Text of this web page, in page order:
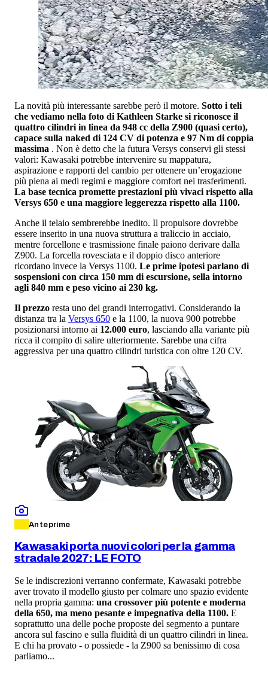
La novità più interessante sarebbe però il motore. Sotto i teli
che vediamo nella foto di Kathleen Starke si riconosce il
quattro cilindri in linea da 948 cc della Z900 (quasi certo),
capace sulla naked di 124 CV di potenza e 97 Nm di coppia
massima . Non è detto che la futura Versys conservi gli stessi
valori: Kawasaki potrebbe intervenire su mappatura,
aspirazione e rapporti del cambio per ottenere un’erogazione
più piena ai medi regimi e maggiore comfort nei trasferimenti.
La base tecnica promette prestazioni più vivaci rispetto alla
Versys 650 e una maggiore leggerezza rispetto alla 1100.
Anche il telaio sembrerebbe inedito. Il propulsore dovrebbe
essere inserito in una nuova struttura a traliccio in acciaio,
mentre forcellone e trasmissione finale paiono derivare dalla
Z900. La forcella rovesciata e il doppio disco anteriore
ricordano invece la Versys 1100. Le prime ipotesi parlano di
sospensioni con circa 150 mm di escursione, sella intorno
agli 840 mm e peso vicino ai 230 kg.
Il prezzo resta uno dei grandi interrogativi. Considerando la
distanza tra la Versys 650 e la 1100, la nuova 900 potrebbe
posizionarsi intorno ai 12.000 euro, lasciando alla variante più
ricca il compito di salire ulteriormente. Sarebbe una cifra
aggressiva per una quattro cilindri turistica con oltre 120 CV.
Anteprime
Kawasaki porta nuovi colori per la gamma
stradale 2027: LE FOTO
Se le indiscrezioni verranno confermate, Kawasaki potrebbe
aver trovato il modello giusto per colmare uno spazio evidente
nella propria gamma: una crossover più potente e moderna
della 650, ma meno pesante e impegnativa della 1100. E
soprattutto una delle poche proposte del segmento a puntare
ancora sul fascino e sulla fluidità di un quattro cilindri in linea.
E chi ha provato - o possiede - la Z900 sa benissimo di cosa
parliamo...